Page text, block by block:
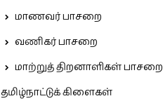
மாணவர் பாசறை
வணிகர் பாசறை
மாற்றுத் திறனாளிகள் பாசறை
தமிழ்நாட்டுக் கிளைகள்